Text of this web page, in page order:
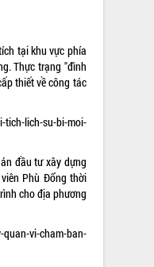
tại khu vực phía
Thực trạng "đình
thiết về công tác
tich-lich-su-bi-moi-
đầu tư xây dựng
Phù Đổng thời
cho địa phương
vi-cham-ban-